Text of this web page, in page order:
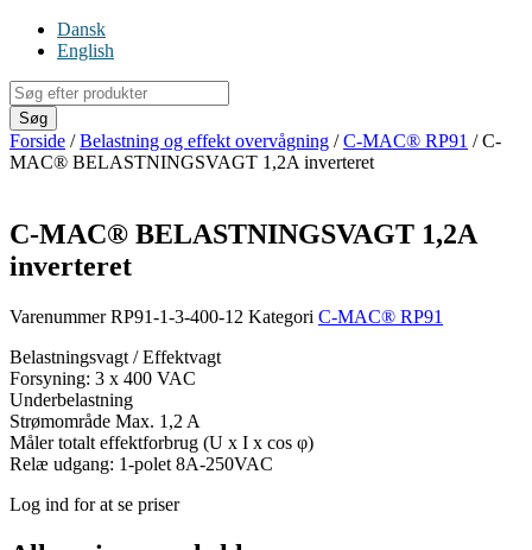
Dansk
English
Products
search
Søg
Forside /Belastning og effekt overvågning /C-MAC® RP91 / C-
MAC® BELASTNINGSVAGT 1,2A inverteret
C-MAC® BELASTNINGSVAGT 1,2A
inverteret
VarenummerRP91-1-3-400-12 Kategori C-MAC® RP91
Belastningsvagt / Effektvagt
Forsyning: 3 x 400 VAC
Underbelastning
Strømområde Max. 1,2 A
Måler totalt effektforbrug (U x I x cos φ)
Relæ udgang: 1-polet 8A-250VAC
Log ind for at se priser